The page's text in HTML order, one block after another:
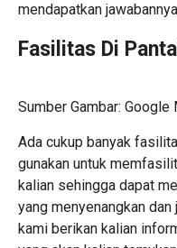
mendapatkan
Fasilitas Di
Sumber Gambar:
Ada cukup banyak
gunakan untuk
kalian sehingga dapat
yang menyenangkan dan
kami berikan kalian